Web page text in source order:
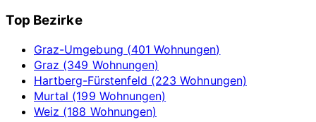
Top Bezirke
Graz-Umgebung (401 Wohnungen)
Graz (349 Wohnungen)
Hartberg-Fürstenfeld (223 Wohnungen)
Murtal (199 Wohnungen)
Weiz (188 Wohnungen)